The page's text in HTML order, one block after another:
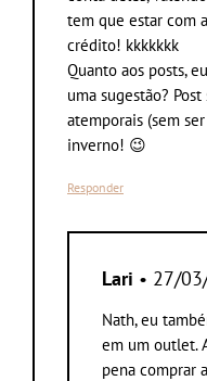
tem que estar com
crédito! kkkkkkk
Quanto aos posts,
uma sugestão?
atemporais (sem
inverno! 😉
Responder
Lari • 27/
Nath, eu
em um outlet.
pena comprar